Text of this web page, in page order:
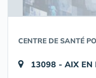
CENTRE DE SANTÉ
13098 - AIX EN